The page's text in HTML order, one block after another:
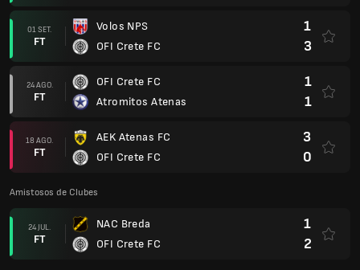
01 SET.
FT
Volos NPS
OFI Crete FC
1
3
24 AGO.
FT
OFI Crete FC
Atromitos Atenas
1
1
18 AGO.
FT
AEK Atenas FC
OFI Crete FC
3
0
Amistosos de Clubes
24 JUL.
FT
NAC Breda
OFI Crete FC
1
2